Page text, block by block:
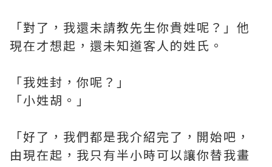
「對了，我還未請教先生你貴姓呢？」他
現在才想起，還未知道客人的姓氏。
「我姓封，你呢？」
「小姓胡。」
「好了，我們都是我介紹完了，開始吧，
由現在起，我只有半小時可以讓你替我畫